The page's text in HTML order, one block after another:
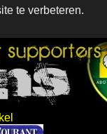
te verbeteren.